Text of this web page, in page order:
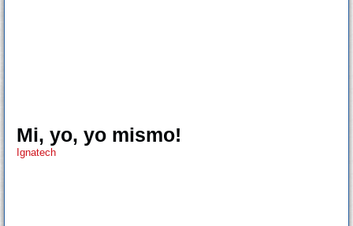
Mi, yo, yo mismo!
Ignatech